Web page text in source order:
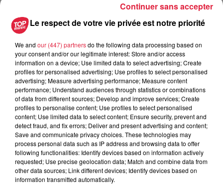
Ajouter à votre calendrier
Date
du25 août 2021 à 0h00
au 25 août 2021 à 0h00
Lieu
Parc de Wesserling - HUSSEREN-
WESSERLING (68)
Le respect de votre vie privée est notre priorité
We and our (447) partnersdo the following data processing based on
your consent and/or our legitimate interest: Store and/or access
information on a device; Use limited data to select advertising; Create
profiles for personalised advertising; Use profiles to select personalised
advertising; Measure advertising performance; Measure content
performance; Understand audiences through statistics or combinations
of data from different sources; Develop and improve services; Create
profiles to personalise content; Use profiles to select personalised
content; Use limited data to select content; Ensure security, prevent and
detect fraud, and fix errors; Deliver and present advertising and content;
Save and communicate privacy choices. These technologies may
process personal data such as IP address and browsing data to offer
following functionalities: Identify devices based on information actively
requested; Use precise geolocation data; Match and combine data from
other data sources; Link different devices; Identify devices based on
information transmitted automatically.
Continuer sans accepter